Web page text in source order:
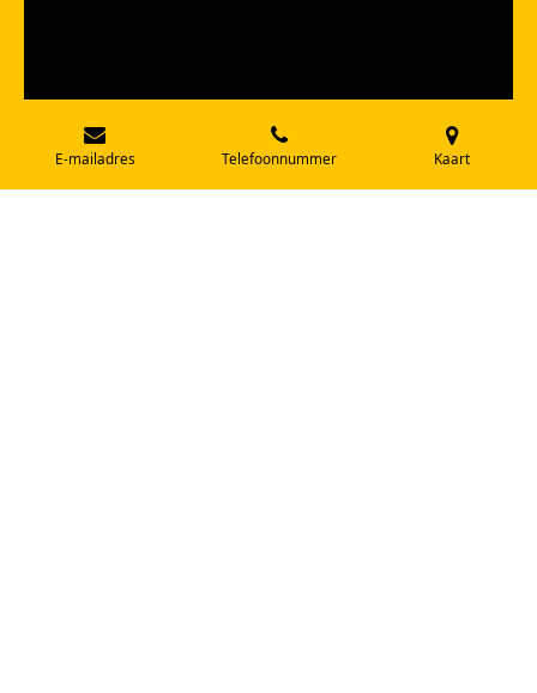
E-mailadres Telefoonnummer Kaart